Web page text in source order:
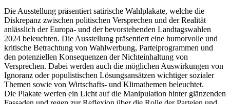
Die Ausstellung präsentiert satirische Wahlplakate, welche die
Diskrepanz zwischen politischen Versprechen und der Realität
anlässlich der Europa- und der bevorstehenden Landtagswahlen
2024 beleuchten. Die Ausstellung präsentiert eine humorvolle und
kritische Betrachtung von Wahlwerbung, Parteiprogrammen und
den potenziellen Konsequenzen der Nichteinhaltung von
Versprechen. Dabei werden auch die möglichen Auswirkungen von
Ignoranz oder populistischen Lösungsansätzen wichtiger sozialer
Themen sowie von Wirtschafts- und Klimathemen beleuchtet.
Die Plakate werfen ein Licht auf die Manipulation hinter glänzenden